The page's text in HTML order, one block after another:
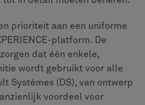
en de
zijn niet
systemen spelen een